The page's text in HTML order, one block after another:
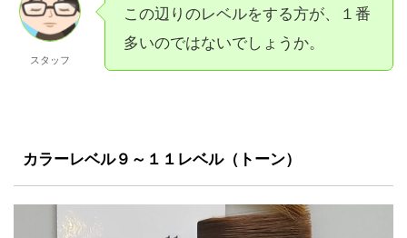
スタッフ
この辺りのレベルをする方が、１番
多いのではないでしょうか。
カラーレベル９～１１レベル（トーン）